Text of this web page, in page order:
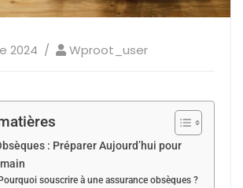
2024 Wproot_user
: Préparer Aujourd’hui pour
souscrire à une assurance obsèques ?